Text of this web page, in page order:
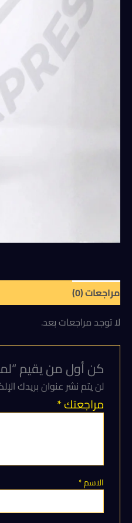
مراجعات (0)
لا توجد مراجعات بعد.
كن أول من يقيم “لمبادا جراند كيم 10% (لمبادا سيهالوثرين 10% )فعال في
لن يتم نشر عنوان بريدك
مراجعتك*
الاسم*